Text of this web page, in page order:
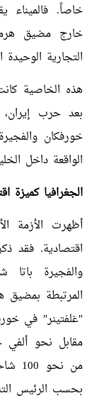
خاصاً. فالميناء
خارج مضيق
التجارية
هذه الخاصية
بعد حرب
خورفكان
الواقعة داخل
الجغرافيا كميزة
أظهرت الأزمة
والفجيرة باتا
المرتبطة بمضيق
مقابل نحو ألفي
بحسب الرئيس